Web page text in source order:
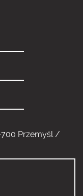
700 Przemyśl /